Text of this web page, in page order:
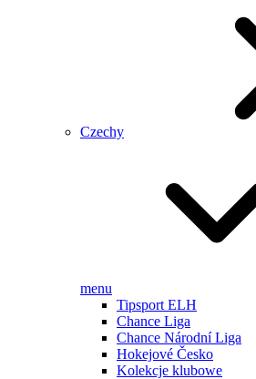
Czechy
menu
Tipsport ELH
Chance Liga
Chance Národní Liga
Hokejové Česko
Kolekcje klubowe